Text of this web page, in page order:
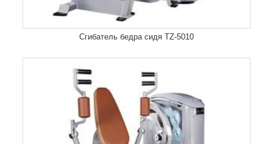
Сгибатель бедра сидя TZ-5010